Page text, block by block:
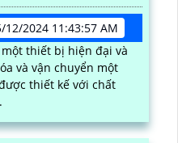
12/2024 11:43:57 AM
thiết bị hiện đại và
và vận chuyển một